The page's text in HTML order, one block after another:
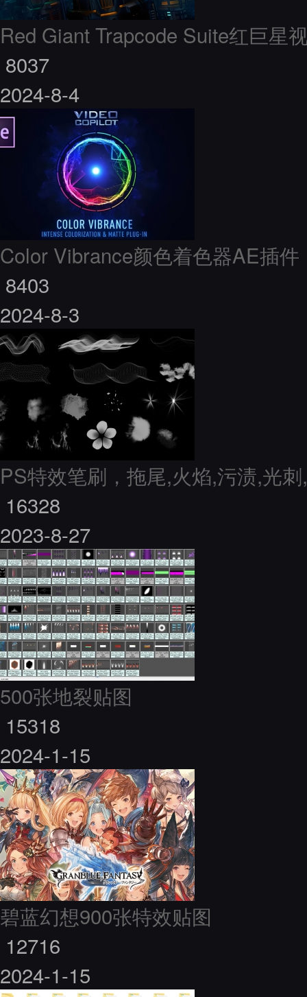
Red Giant Trapcode Suite红巨星
8037
2024-8-4
Color Vibrance颜色着色器AE插件
8403
2024-8-3
PS特效笔刷，拖尾,火焰,污渍,光
16328
2023-8-27
500张地裂贴图
15318
2024-1-15
碧蓝幻想900张特效贴图
12716
2024-1-15